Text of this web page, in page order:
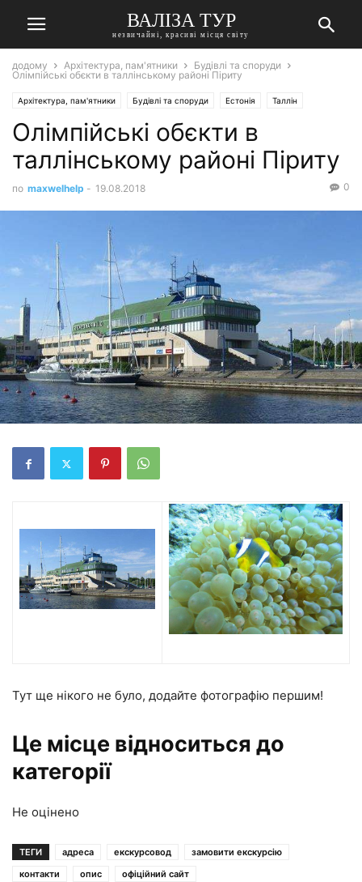
ВАЛІЗА ТУР
незвичайні, красиві місця світу
додому Архітектура, пам'ятники
Будівлі та споруди
Олімпійські обєкти в таллінському районі Піриту
Архітектура, пам'ятники Будівлі та споруди Естонія Таллін
Олімпійські обєкти в
таллінському районі Піриту
по maxwelhelp - 19.08.2018 0
Тут ще нікого не було, додайте фотографію першим!
Це місце відноситься до
категорії
Не оцінено
ТЕГИ адреса екскурсовод
замовити екскурсію
контакти
опис
офіційний сайт